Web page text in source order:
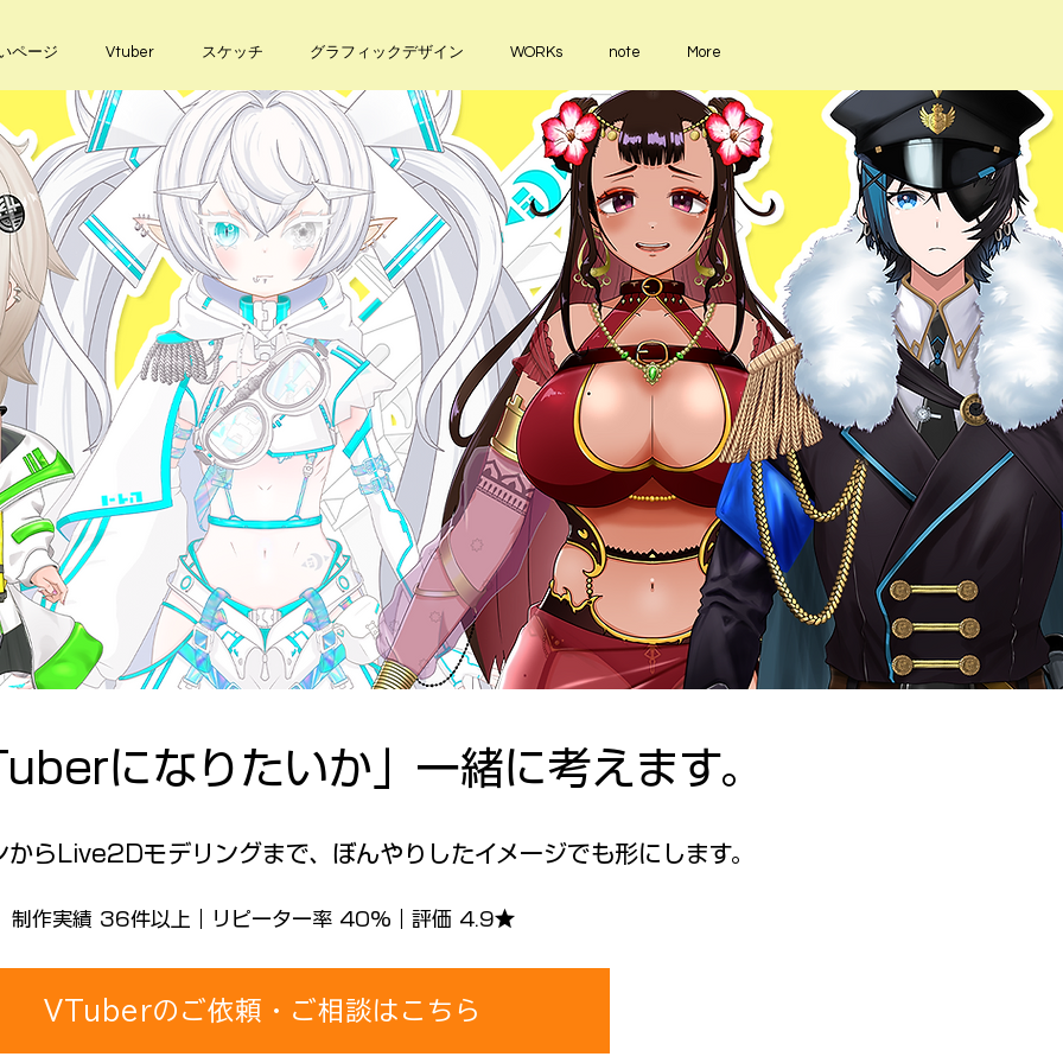
ページ Vtuber スケッチ グラフィックデザイン WORKs note More
になりたいか」一緒に考えます。
らLive2Dモデリングまで、ぼんやりしたイメージでも形にします。
制作実績 36件以上｜リピーター率 40%｜評価 4.9★
VTuberのご依頼・ご相談はこちら